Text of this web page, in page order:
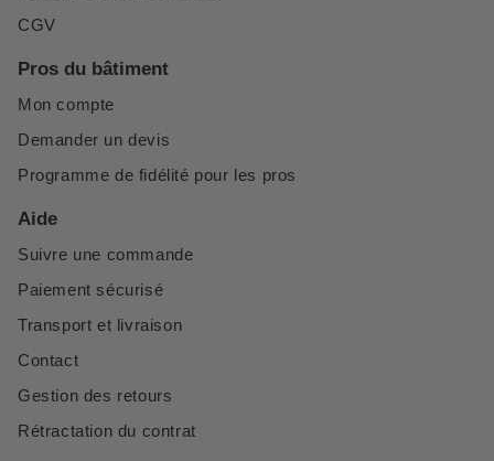
CGV
Pros du bâtiment
Mon compte
Demander un devis
Programme de fidélité pour les pros
Aide
Suivre une commande
Paiement sécurisé
Transport et livraison
Contact
Gestion des retours
Rétractation du contrat